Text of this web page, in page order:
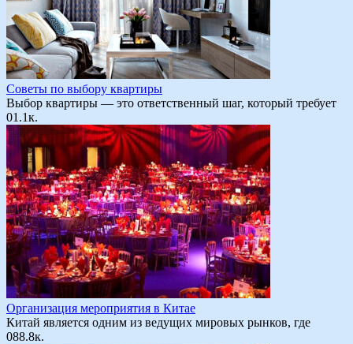
Советы по выбору квартиры
Выбор квартиры — это ответственный шаг, который требует
01.1к.
Организация мероприятия в Китае
Китай является одним из ведущих мировых рынков, где
088.8к.